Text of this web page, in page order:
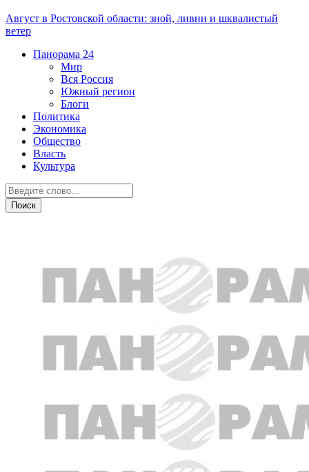
Август в Ростовской области: зной, ливни и шквалистый
ветер
Панорама 24
Мир
Вся Россия
Южный регион
Блоги
Политика
Экономика
Общество
Власть
Культура